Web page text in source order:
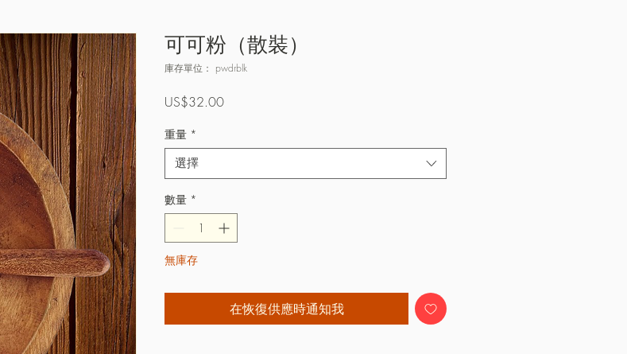
可可粉（散裝）
庫存單位： pwdrblk
US$32.00價
重量 *
選擇
數量 *
無庫存
在恢復供應時通知我